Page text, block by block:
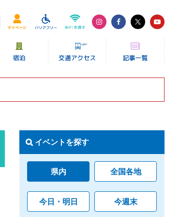
イベントを探す
県内 全国各地
今日・明日 今週末